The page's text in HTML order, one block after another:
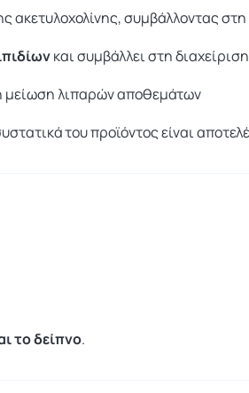
ακετυλοχολίνης, συμβάλλοντας
και συμβάλλει στη
μείωση λιπαρών αποθεμάτων
του προϊόντος είναι
το δείπνο.